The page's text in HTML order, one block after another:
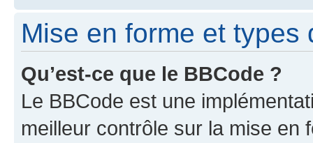
Mise en forme et types
Qu’est-ce que le BBCode ?
Le BBCode est une
meilleur contrôle sur la mise en